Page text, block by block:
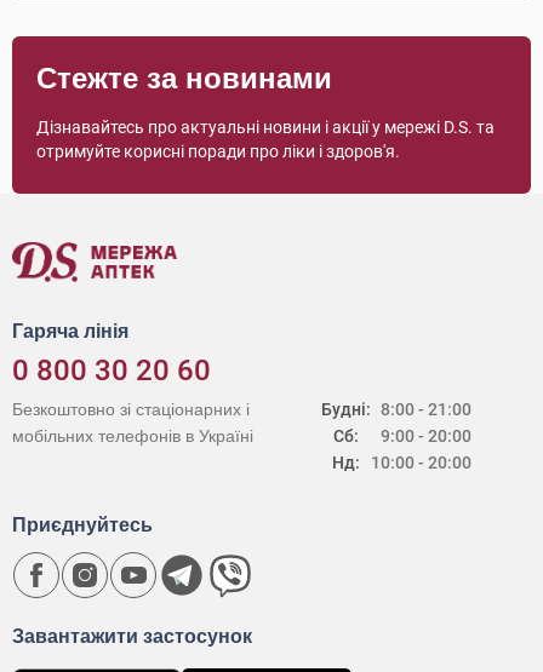
Стежте за новинами
Дізнавайтесь про актуальні новини і акції у мережі D.S. та
отримуйте корисні поради про ліки і здоров'я.
Гаряча лінія
0 800 30 20 60
Будні:
Сб:
Нд:
8:00 - 21:00
9:00 - 20:00
10:00 - 20:00
Безкоштовно зі стаціонарних і
мобільних телефонів в Україні
Завантажити застосунок
Приєднуйтесь